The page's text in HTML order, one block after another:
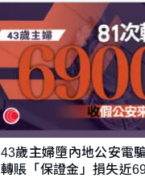
43歲主婦墮內地公安電
轉賬「保證金」損失近